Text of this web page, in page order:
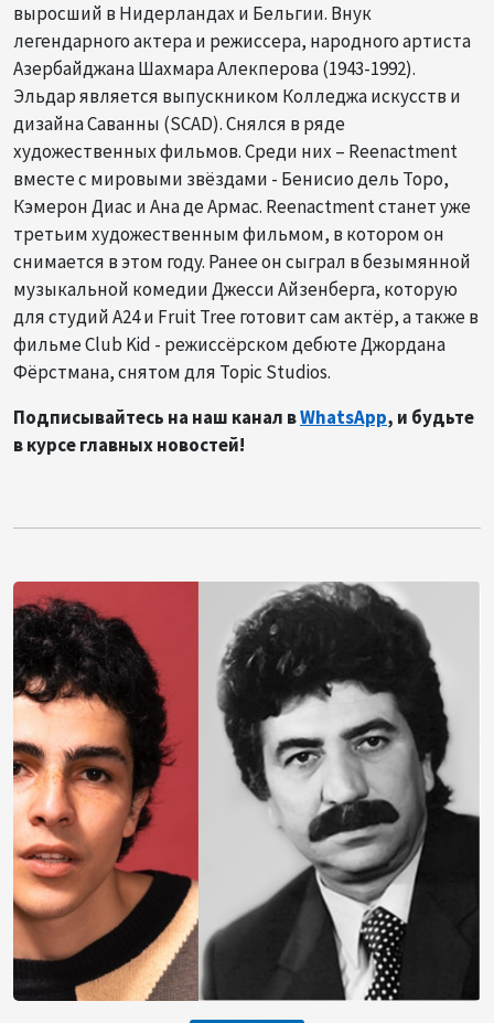
выросший в Нидерландах и Бельгии. Внук
легендарного актера и режиссера, народного артиста
Азербайджана Шахмара Алекперова (1943-1992).
Эльдар является выпускником Колледжа искусств и
дизайна Саванны (SCAD). Снялся в ряде
художественных фильмов. Среди них – Reenactment
вместе с мировыми звёздами - Бенисио дель Торо,
Кэмерон Диас и Ана де Армас. Reenactment станет уже
третьим художественным фильмом, в котором он
снимается в этом году. Ранее он сыграл в безымянной
музыкальной комедии Джесси Айзенберга, которую
для студий A24 и Fruit Tree готовит сам актёр, а также в
фильме Club Kid - режиссёрском дебюте Джордана
Фёрстмана, снятом для Topic Studios.
Подписывайтесь на наш канал вWhatsApp, и будьте
в курсе главных новостей!